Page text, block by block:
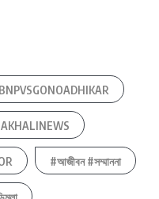
#আজীবন #সম্মাননা